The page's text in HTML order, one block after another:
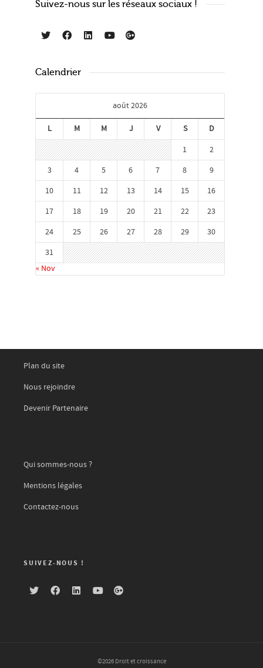
Suivez-nous sur les réseaux sociaux !
Calendrier
août 2026
L M M J V S
D
1
2
3
4 5 6 7 8
9
10
11 12 13 14 15
16
17
18 19 20 21 22
23
24
25 26 27 28 29
30
31
« Nov
Plan du site
Nous rejoindre
Devenir Partenaire
Qui sommes-nous ?
Mentions légales
Contactez-nous
SUIVEZ-NOUS !
©2026 Droit et croissance